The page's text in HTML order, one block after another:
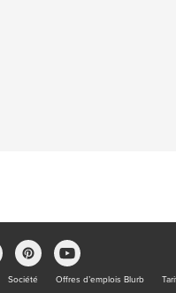
Société Offres d’emplois Blurb